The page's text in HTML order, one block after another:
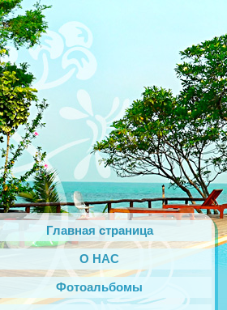
Главная страница
О НАС
Фотоальбомы